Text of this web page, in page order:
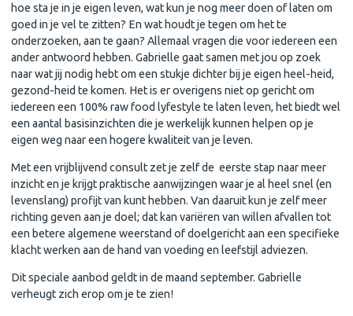
hoe sta je in je eigen leven, wat kun je nog meer doen of laten om
goed in je vel te zitten? En wat houdt je tegen om het te
onderzoeken, aan te gaan? Allemaal vragen die voor iedereen een
ander antwoord hebben. Gabrielle gaat samen met jou op zoek
naar wat jij nodig hebt om een stukje dichter bij je eigen heel-heid,
gezond-heid te komen. Het is er overigens niet op gericht om
iedereen een 100% raw food lyfestyle te laten leven, het biedt wel
een aantal basisinzichten die je werkelijk kunnen helpen op je
eigen weg naar een hogere kwaliteit van je leven.
Met een vrijblijvend consult zet je zelf de eerste stap naar meer
inzicht en je krijgt praktische aanwijzingen waar je al heel snel (en
levenslang) profijt van kunt hebben. Van daaruit kun je zelf meer
richting geven aan je doel; dat kan variëren van willen afvallen tot
een betere algemene weerstand of doelgericht aan een specifieke
klacht werken aan de hand van voeding en leefstijl adviezen.
Dit speciale aanbod geldt in de maand september. Gabrielle
verheugt zich erop om je te zien!